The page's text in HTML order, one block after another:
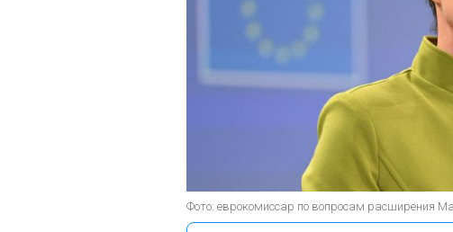
Фото: еврокомиссар по вопросам расширения